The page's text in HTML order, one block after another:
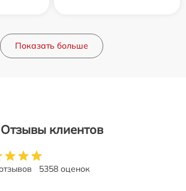
Показать больше
Отзывы клиентов
5358 оценок